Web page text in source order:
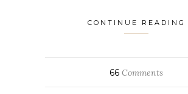
CONTINUE READING
66 Comments